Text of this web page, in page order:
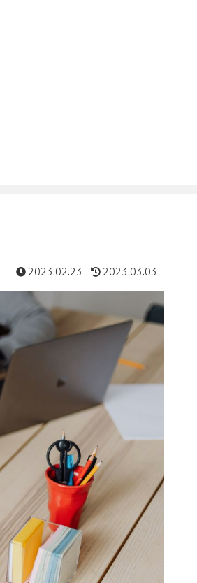
2023.02.23 2023.03.03